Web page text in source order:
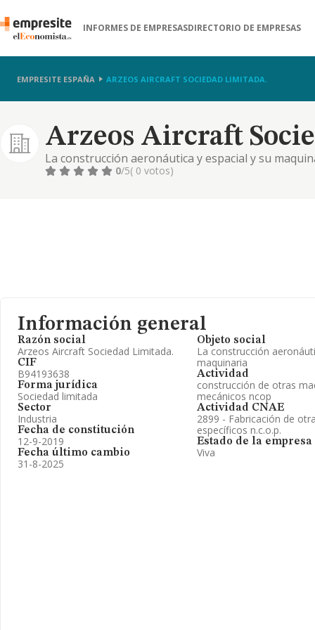
INFORMES DE EMPRESASDIRECTORIO DE EMPRESAS
EMPRESITE ESPAÑA ARZEOS AIRCRAFT SOCIEDAD LIMITADA.
Arzeos Aircraft
La construcción aeronáutica y espacial y su
0/5( 0 votos)
Información general
Razón social
Arzeos Aircraft Sociedad Limitada.
CIF
B94193638
Forma jurídica
Sociedad limitada
Sector
Industria
Fecha de constitución
12-9-2019
Fecha último cambio
31-8-2025
Objeto social
La construcción
maquinaria
Actividad
construcción de otras
mecánicos ncop
Actividad CNAE
2899 - Fabricación de
específicos n.c.o.p.
Estado de la empresa
Viva